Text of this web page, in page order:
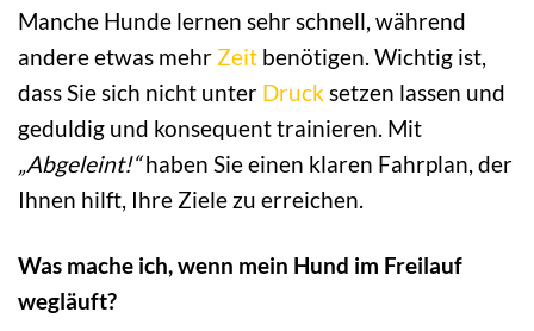
Manche Hunde lernen sehr schnell, während
andere etwas mehr Zeit benötigen. Wichtig ist,
dass Sie sich nicht unter Drucksetzen lassen und
geduldig und konsequent trainieren. Mit
„Abgeleint!“haben Sie einen klaren Fahrplan, der
Ihnen hilft, Ihre Ziele zu erreichen.
Was mache ich, wenn mein Hund im Freilauf
wegläuft?